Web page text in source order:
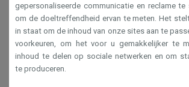
gepersonaliseerde communicatie en reclame te
om de doeltreffendheid ervan te meten. Het
in staat om de inhoud van onze sites aan te
voorkeuren, om het voor u gemakkelijker te
inhoud te delen op sociale netwerken en om
te produceren.